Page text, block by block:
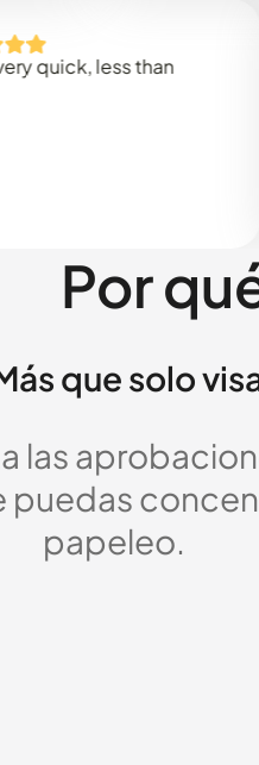
less than
Por
que solo
las
papeleo.